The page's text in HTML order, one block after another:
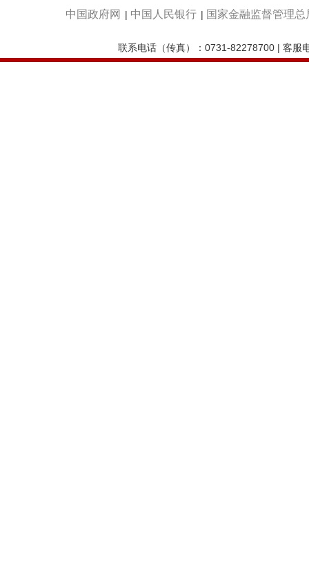
中国政府网 | 中国人民银行 | 国家金融监督管理总
联系电话（传真）：0731-82278700 | 客服